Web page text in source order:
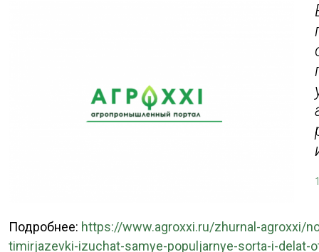
Подробнее: https://www.agroxxi.ru/zhurnal-agroxxi/
timirjazevki-izuchat-samye-populjarnye-sorta-i-delat-